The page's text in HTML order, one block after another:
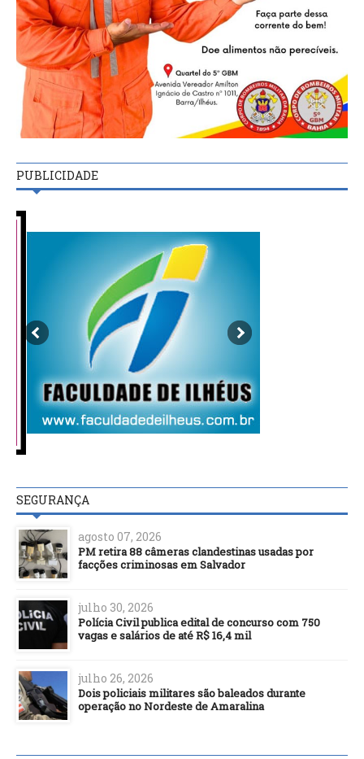
PUBLICIDADE
SEGURANÇA
agosto 07, 2026
PM retira 88 câmeras clandestinas usadas por
facções criminosas em Salvador
julho 30, 2026
Polícia Civil publica edital de concurso com 750
vagas e salários de até R$ 16,4 mil
julho 26, 2026
Dois policiais militares são baleados durante
operação no Nordeste de Amaralina